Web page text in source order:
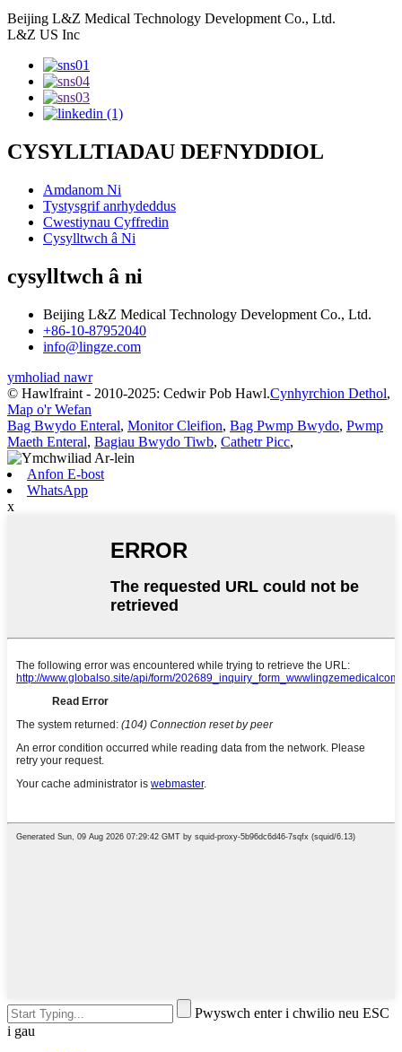
Beijing L&Z Medical Technology Development Co., Ltd.
L&Z US Inc
CYSYLLTIADAU DEFNYDDIOL
Amdanom Ni
Tystysgrif anrhydeddus
Cwestiynau Cyffredin
Cysylltwch â Ni
cysylltwch â ni
Beijing L&Z Medical Technology Development Co., Ltd.
+86-10-87952040
info@lingze.com
ymholiad nawr
© Hawlfraint - 2010-2025: Cedwir Pob Hawl.Cynhyrchion Dethol,
Map o'r Wefan
Bag Bwydo Enteral, Monitor Cleifion, Bag Pwmp Bwydo, Pwmp
Maeth Enteral, Bagiau Bwydo Tiwb, Cathetr Picc,
Anfon E-bost
WhatsApp
x
Pwyswch enter i chwilio neu ESC
i gau